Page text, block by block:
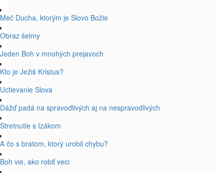
Meč Ducha, ktorým je Slovo Božie
Obraz šelmy
Jeden Boh v mnohých prejavoch
Kto je Ježiš Kristus?
Uctievanie Slova
Dážď padá na spravodlivých aj na nespravodlivých
Stretnutie s Izákom
A čo s bratom, ktorý urobil chybu?
Boh vie, ako robiť veci